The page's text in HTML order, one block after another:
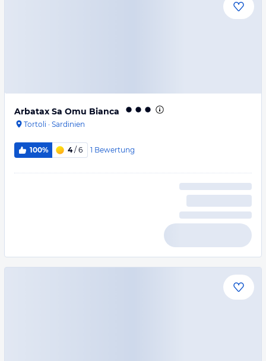
Arbatax Sa Omu Bianca
Tortoli · Sardinien
100% 4/ 6 1 Bewertung